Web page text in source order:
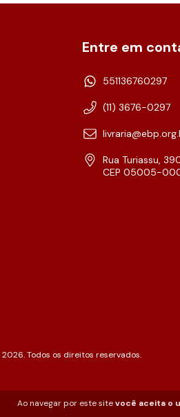
Ao navegar por este sitevocê aceita o
Entre em
551136760297
(11) 3676-0297
Rua Turiassu,
CEP 05005-
Todos os direitos reservados.